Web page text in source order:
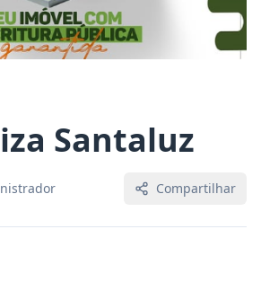
Santaluz
Compartilhar